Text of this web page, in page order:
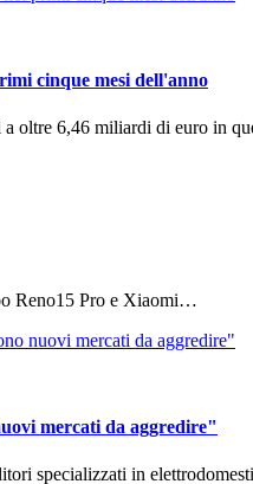
cinque mesi dell'anno
a oltre 6,46 miliardi di euro in
Reno15 Pro e Xiaomi…
mercati da aggredire"
specializzati in